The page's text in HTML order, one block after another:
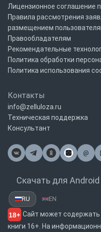
Лицензионное соглашение
Правила рассмотрения
размещением
Правообладателям
Рекомендательные
Политика обработки
Политика использования
Контакты
info@zelluloza.ru
Техническая поддержка
Консультант
@
Скачать для Android
RU EN
18+ Сайт может содержать
книги 16+. На